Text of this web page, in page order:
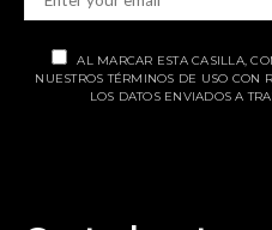
AL MARCAR ESTA CASILLA,
NUESTROS TÉRMINOS DE USO CON
LOS DATOS ENVIADOS A